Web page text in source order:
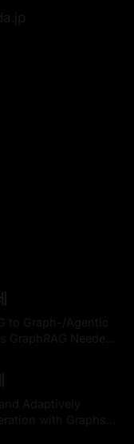
to Graph-/Agentic
Yuxuan Zhou,
Disha
of the Fifth
Adaptively
with Graphs